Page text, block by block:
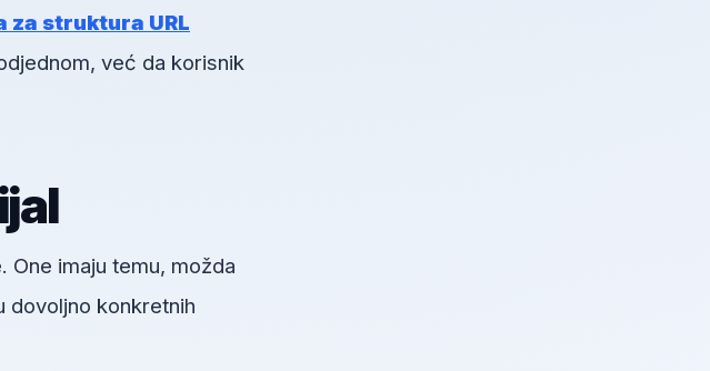
struktura URL
već da korisnik
One imaju temu, možda
dovoljno konkretnih